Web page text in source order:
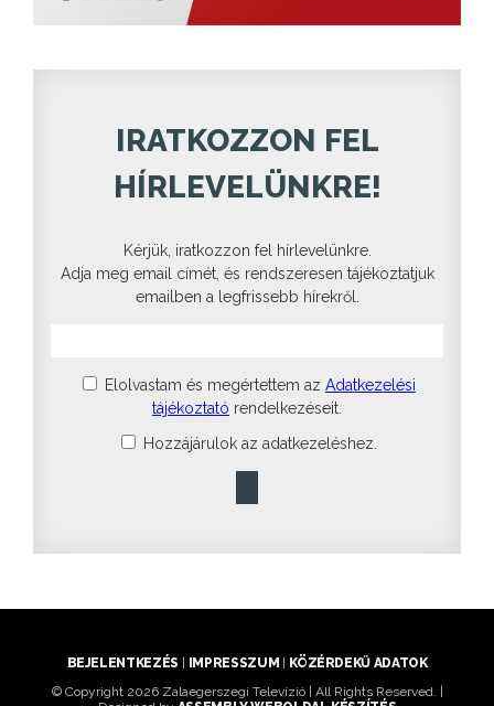
IRATKOZZON FEL
HÍRLEVELÜNKRE!
Kérjük, iratkozzon fel hírlevelünkre.
Adja meg email címét, és rendszeresen tájékoztatjuk
emailben a legfrissebb hírekről.
Elolvastam és megértettem az Adatkezelési
tájékoztató rendelkezéseit.
Hozzájárulok az adatkezeléshez.
BEJELENTKEZÉS | IMPRESSZUM | KÖZÉRDEKŰ ADATOK
© Copyright 2026 Zalaegerszegi Televízió | All Rights Reserved. |